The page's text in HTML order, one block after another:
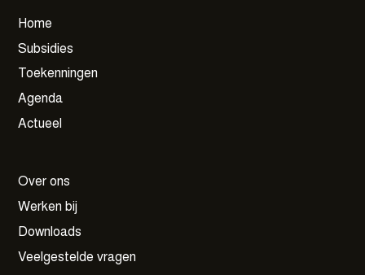
Home
Subsidies
Toekenningen
Agenda
Actueel
Over ons
Werken bij
Downloads
Veelgestelde vragen